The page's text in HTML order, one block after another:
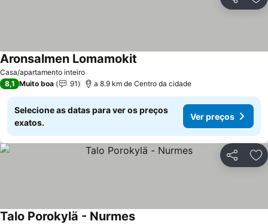
Partilhar
Casa/apartamento inteiro
Aronsalmen Lomamokit
8,1 Muito boa 91 a 8.9 km de Centro da cidade
Selecione as datas para ver os preços
exatos.
Ver preços
Partilhar
Talo Porokylä - Nurmes